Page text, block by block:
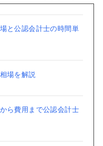
と公認会計士の時間単
場を解説
ら費用まで公認会計士